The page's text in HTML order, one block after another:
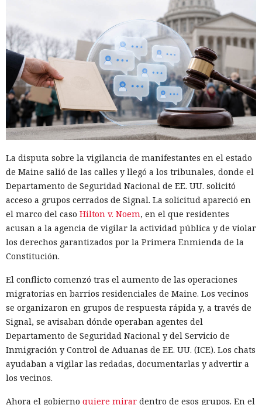
La disputa sobre la vigilancia de manifestantes en el estado
de Maine salió de las calles y llegó a los tribunales, donde el
Departamento de Seguridad Nacional de EE. UU. solicitó
acceso a grupos cerrados de Signal. La solicitud apareció en
el marco del caso Hilton v. Noem, en el que residentes
acusan a la agencia de vigilar la actividad pública y de violar
los derechos garantizados por la Primera Enmienda de la
Constitución.
El conflicto comenzó tras el aumento de las operaciones
migratorias en barrios residenciales de Maine. Los vecinos
se organizaron en grupos de respuesta rápida y, a través de
Signal, se avisaban dónde operaban agentes del
Departamento de Seguridad Nacional y del Servicio de
Inmigración y Control de Aduanas de EE. UU. (ICE). Los chats
ayudaban a vigilar las redadas, documentarlas y advertir a
los vecinos.
Ahora el gobierno quiere mirar dentro de esos grupos. En el